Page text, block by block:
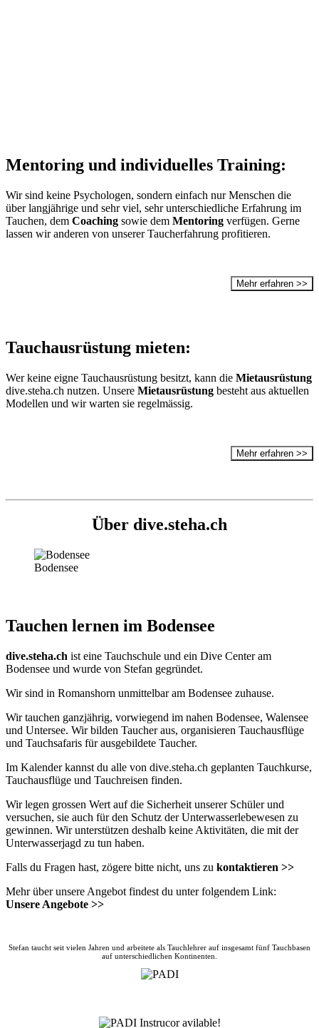
Mentoring und individuelles Training:
Wir sind keine Psychologen, sondern einfach nur Menschen die
über langjährige und sehr viel, sehr unterschiedliche Erfahrung im
Tauchen, dem Coaching sowie dem Mentoring verfügen. Gerne
lassen wir anderen von unserer Taucherfahrung profitieren.
Mehr erfahren >>
Tauchausrüstung mieten:
Wer keine eigne Tauchausrüstung besitzt, kann die Mietausrüstung
dive.steha.ch nutzen. Unsere Mietausrüstung besteht aus aktuellen
Modellen und wir warten sie regelmässig.
Mehr erfahren >>
Über dive.steha.ch
Bodensee
Tauchen lernen im Bodensee
dive.steha.ch ist eine Tauchschule und ein Dive Centeram
Bodensee und wurde von Stefan gegründet.
Wir sind in Romanshorn unmittelbar am Bodensee zuhause.
Wir tauchen ganzjährig, vorwiegend im nahen Bodensee, Walensee
und Untersee. Wirbilden Taucheraus, organisieren Tauchausflüge
und Tauchsafaris für ausgebildete Taucher.
Im Kalenderkannst du alle von dive.steha.ch geplanten Tauchkurse,
Tauchausflüge und Tauchreisen finden.
Wir legen grossen Wert auf die Sicherheit unserer Schüler und
versuchen, sie auch für den Schutz der Unterwasserlebewesen zu
gewinnen. Wir unterstützen deshalb keine Aktivitäten, die mit der
Unterwasserjagd zu tun haben.
Falls du Fragen hast, zögere bitte nicht, uns zu kontaktieren >>
Mehr über unsere Angebot findest du unter folgendem Link:
Unsere Angebote >>
Stefan taucht seit vielen Jahren und arbeitete als Tauchlehrer auf insgesamt fünf Tauchbasen
auf unterschiedlichen Kontinenten.